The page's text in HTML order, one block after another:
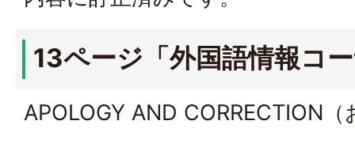
13ページ「外国語情報コ
APOLOGY AND CORRECTION